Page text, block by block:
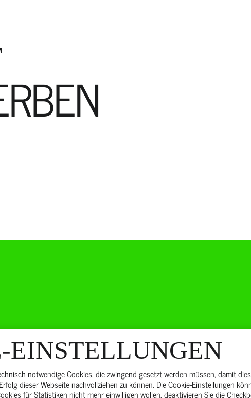
EINSTELLUNGEN
notwendige Cookies, die zwingend gesetzt werden müssen, damit
dieser Webseite nachvollziehen zu können. Die Cookie-Einstellungen
für Statistiken nicht mehr einwilligen wollen, deaktivieren Sie die